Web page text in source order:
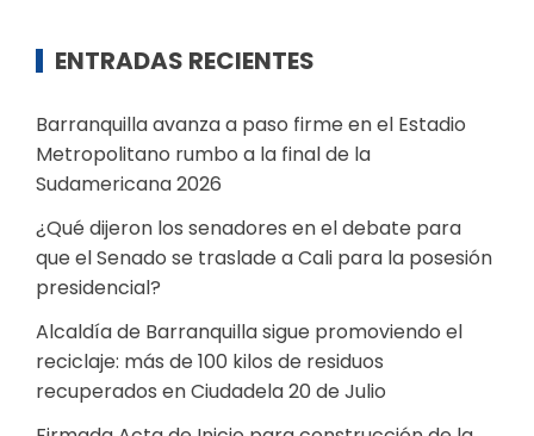
ENTRADAS RECIENTES
Barranquilla avanza a paso firme en el Estadio
Metropolitano rumbo a la final de la
Sudamericana 2026
¿Qué dijeron los senadores en el debate para
que el Senado se traslade a Cali para la posesión
presidencial?
Alcaldía de Barranquilla sigue promoviendo el
reciclaje: más de 100 kilos de residuos
recuperados en Ciudadela 20 de Julio